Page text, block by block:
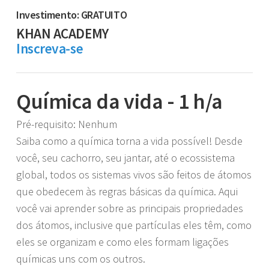
Investimento: GRATUITO
KHAN ACADEMY
Inscreva-se
Química da vida - 1 h/a
Pré-requisito: Nenhum
Saiba como a química torna a vida possível! Desde
você, seu cachorro, seu jantar, até o ecossistema
global, todos os sistemas vivos são feitos de átomos
que obedecem às regras básicas da química. Aqui
você vai aprender sobre as principais propriedades
dos átomos, inclusive que partículas eles têm, como
eles se organizam e como eles formam ligações
químicas uns com os outros.